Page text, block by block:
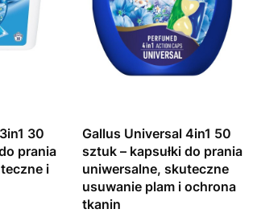
30
prania
i
Gallus Universal 4in1 50
sztuk – kapsułki do prania
uniwersalne, skuteczne
usuwanie plam i ochrona
tkanin